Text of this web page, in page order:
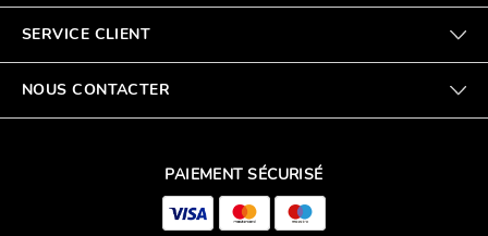
SERVICE CLIENT
NOUS CONTACTER
PAIEMENT SÉCURISÉ